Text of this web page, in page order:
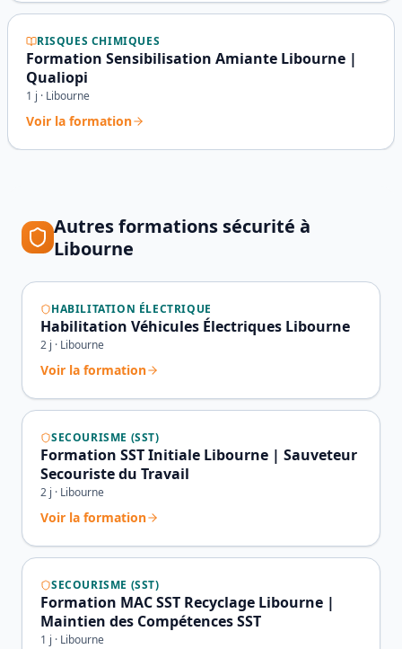
RISQUES CHIMIQUES
Formation Sensibilisation Amiante Libourne |
Qualiopi
1 j · Libourne
Voir la formation
Autres formations sécurité à
Libourne
HABILITATION ÉLECTRIQUE
Habilitation Véhicules Électriques Libourne
2 j · Libourne
Voir la formation
SECOURISME (SST)
Formation SST Initiale Libourne | Sauveteur
Secouriste du Travail
2 j · Libourne
Voir la formation
SECOURISME (SST)
Formation MAC SST Recyclage Libourne |
Maintien des Compétences SST
1 j · Libourne